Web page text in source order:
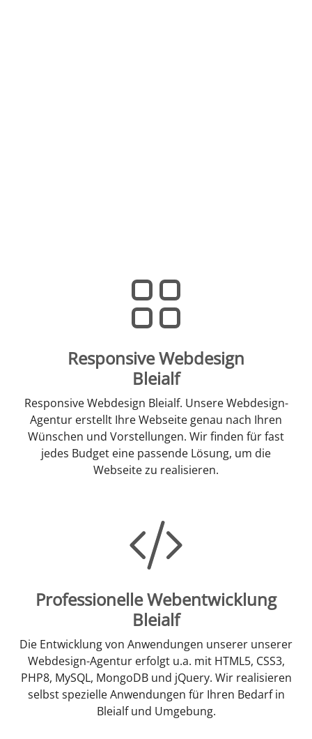
Responsive Webdesign
Bleialf
Responsive Webdesign Bleialf. Unsere Webdesign-
Agentur erstellt Ihre Webseite genau nach Ihren
Wünschen und Vorstellungen. Wir finden für fast
jedes Budget eine passende Lösung, um die
Webseite zu realisieren.
Professionelle Webentwicklung
Bleialf
Die Entwicklung von Anwendungen unserer unserer
Webdesign-Agentur erfolgt u.a. mit HTML5, CSS3,
PHP8, MySQL, MongoDB und jQuery. Wir realisieren
selbst spezielle Anwendungen für Ihren Bedarf in
Bleialf und Umgebung.